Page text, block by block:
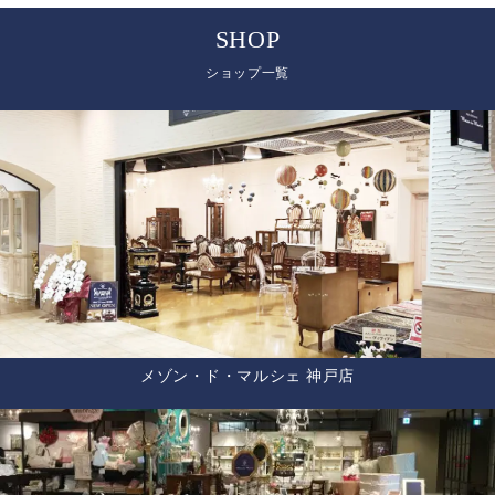
SHOP
ショップ一覧
メゾン・ド・マルシェ 神戸店